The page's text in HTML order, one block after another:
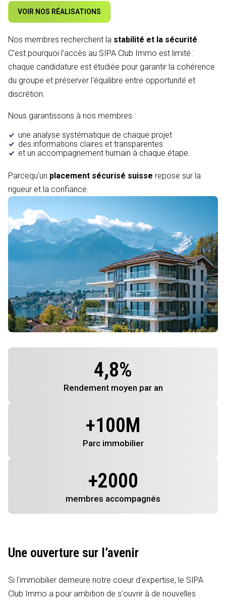
VOIR NOS RÉALISATIONS
Nos membres recherchent la stabilité et la sécurité.
C'est pourquoi l'accès au SIPA Club Immo est limité :
chaque candidature est étudiée pour garantir la cohérence
du groupe et préserver l'équilibre entre opportunité et
discrétion.
Nous garantissons à nos membres :
une analyse systématique de chaque projet
des informations claires et transparentes
et un accompagnement humain à chaque étape.
Parcequ'un placement sécurisé suisse repose sur la
rigueur et la confiance.
4,8%
Rendement moyen par an
+100M
Parc immobilier
+2000
membres accompagnés
Une ouverture sur l’avenir
Si l'immobilier demeure notre coeur d'expertise, le SIPA
Club Immo a pour ambition de s'ouvrir à de nouvelles